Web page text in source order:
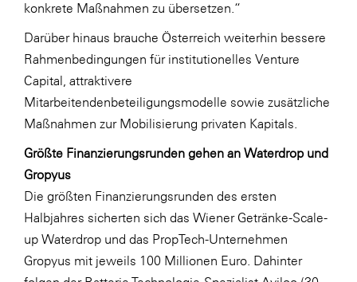
konkrete Maßnahmen zu übersetzen.“
Darüber hinaus brauche Österreich weiterhin bessere
Rahmenbedingungen für institutionelles Venture
Capital, attraktivere
Mitarbeitendenbeteiligungsmodelle sowie zusätzliche
Maßnahmen zur Mobilisierung privaten Kapitals.
Größte Finanzierungsrunden gehen an Waterdrop und
Gropyus
Die größten Finanzierungsrunden des ersten
Halbjahres sicherten sich das Wiener Getränke-Scale-
up Waterdrop und das PropTech-Unternehmen
Gropyus mit jeweils 100 Millionen Euro. Dahinter